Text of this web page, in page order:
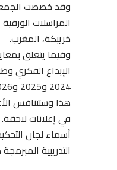
خريبكة، المغرب.
​وفيما يتعلق
الإبداع الفكري
2024 و2025 و2026، دون فرض قيود محددة على توقيت عرض الفيلم.
​هذا وستتنافس
في إعلانات
أسماء لجان
التدريبية